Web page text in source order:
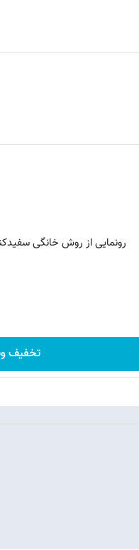
رونمایی از روش خانگی سفیدکننده
تخفیف